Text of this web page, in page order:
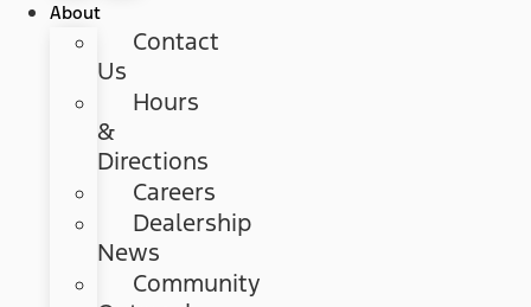
About
Contact
Us
Hours
&
Directions
Careers
Dealership
News
Community